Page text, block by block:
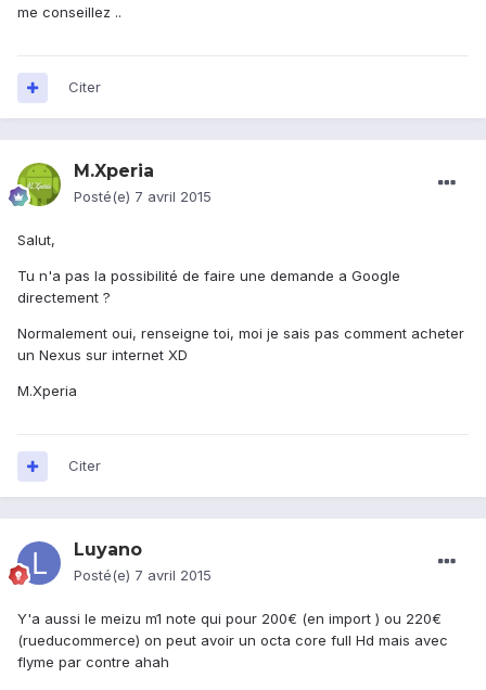
me conseillez ..
Citer
M.Xperia
Posté(e) 7 avril 2015
Salut,
Tu n'a pas la possibilité de faire une demande a Google
directement ?
Normalement oui, renseigne toi, moi je sais pas comment acheter
un Nexus sur internet XD
M.Xperia
Citer
Luyano
Posté(e) 7 avril 2015
Y'a aussi le meizu m1 note qui pour 200€ (en import ) ou 220€
(rueducommerce) on peut avoir un octa core full Hd mais avec
flyme par contre ahah